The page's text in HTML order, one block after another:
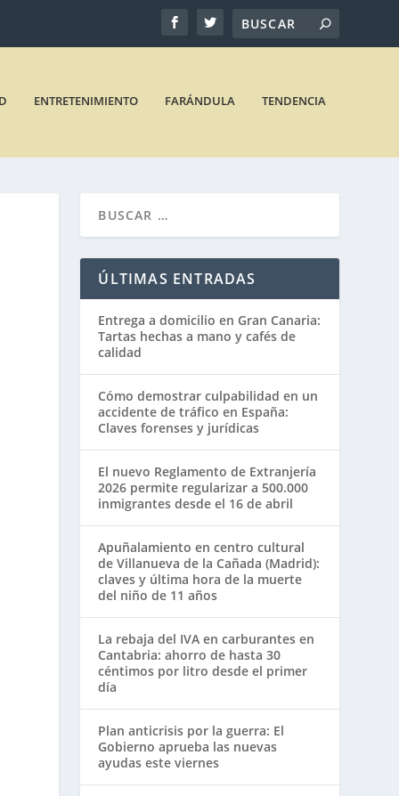
ENTRETENIMIENTO FARÁNDULA TENDENCIA
ÚLTIMAS ENTRADAS
Entrega a domicilio en Gran Canaria:
Tartas hechas a mano y cafés de
calidad
Cómo demostrar culpabilidad en un
accidente de tráfico en España:
Claves forenses y jurídicas
El nuevo Reglamento de Extranjería
2026 permite regularizar a 500.000
inmigrantes desde el 16 de abril
Apuñalamiento en centro cultural
de Villanueva de la Cañada (Madrid):
claves y última hora de la muerte
del niño de 11 años
La rebaja del IVA en carburantes en
Cantabria: ahorro de hasta 30
céntimos por litro desde el primer
día
Plan anticrisis por la guerra: El
Gobierno aprueba las nuevas
ayudas este viernes